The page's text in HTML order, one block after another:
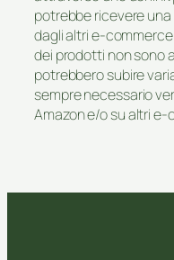
potrebbe ricevere
dagli altri e-
dei prodotti non sono
potrebbero subire
sempre necessario
Amazon e/o su altri